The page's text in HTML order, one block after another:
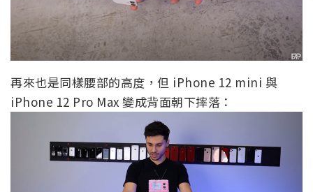
再來也是同樣腰部的高度，但 iPhone 12 mini 與
iPhone 12 Pro Max 變成背面朝下摔落：